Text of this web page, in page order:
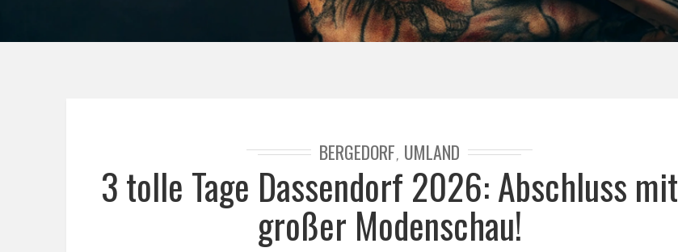
BERGEDORF, UMLAND
3 tolle Tage Dassendorf 2026: Abschluss mit
großer Modenschau!